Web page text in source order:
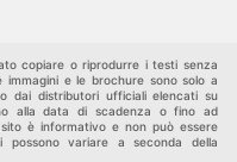
copiare o riprodurre i testi senza
e le brochure sono solo a
dai distributori ufficiali elencati su
alla data di scadenza o fino ad
è informativo e non può essere
variare a seconda della